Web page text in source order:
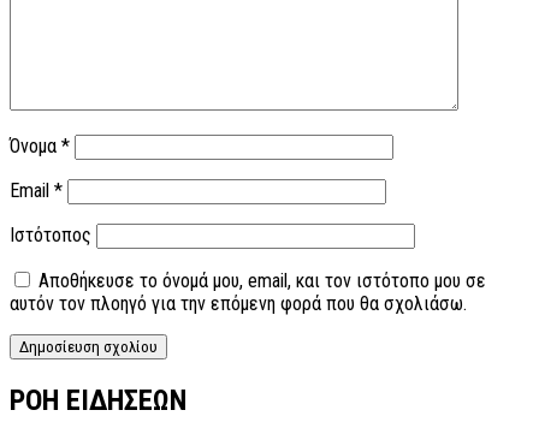
Όνομα *
Email *
Ιστότοπος
Αποθήκευσε το όνομά μου, email, και τον ιστότοπο μου σε
αυτόν τον πλοηγό για την επόμενη φορά που θα σχολιάσω.
ΡΟΗ ΕΙΔΗΣΕΩΝ